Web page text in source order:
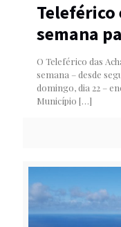
Teleférico
semana
O Teleférico das
semana – desde
domingo, dia 22 –
Município […]